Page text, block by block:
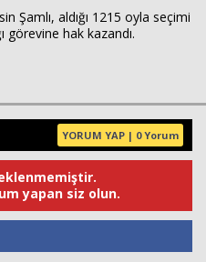
Şamlı, aldığı 1215 oyla seçimi
görevine hak kazandı.
YORUM YAP | 0 Yorum
yapan siz olun.